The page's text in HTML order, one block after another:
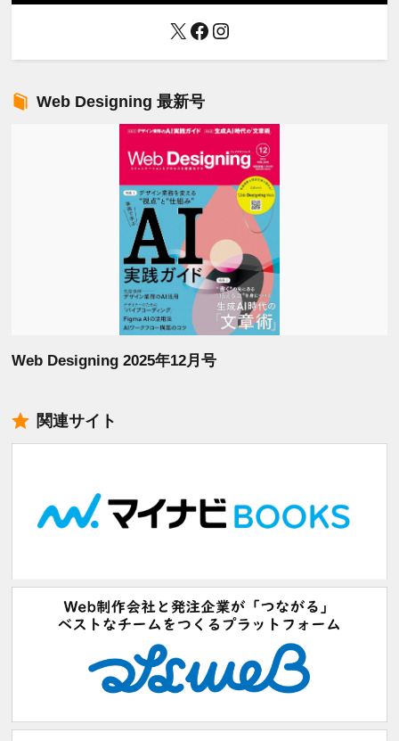
X Facebook
Instagram
Web Designing 最新号
Web Designing 2025年12月号
関連サイト